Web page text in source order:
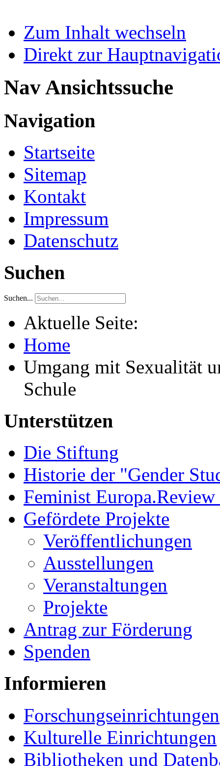
Zum Inhalt wechseln
Direkt zur
Nav Ansichtssuche
Navigation
Startseite
Sitemap
Kontakt
Impressum
Datenschutz
Suchen
Suchen...
Aktuelle Seite:
Home
Umgang mit Sexualität
Schule
Unterstützen
Die Stiftung
Historie der "Gender
Feminist
Gefördete Projekte
Veröffentlichungen
Ausstellungen
Veranstaltungen
Projekte
Antrag zur Förderung
Spenden
Informieren
Forschungseinrichtungen
Kulturelle Einrichtungen
Bibliotheken und